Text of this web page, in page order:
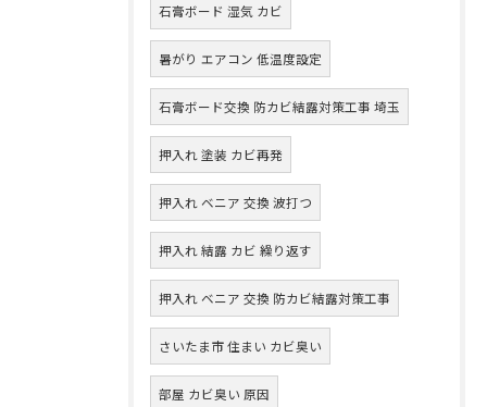
石膏ボード 湿気 カビ
暑がり エアコン 低温度設定
石膏ボード交換 防カビ結露対策工事 埼玉
押入れ 塗装 カビ再発
押入れ ベニア 交換 波打つ
押入れ 結露 カビ 繰り返す
押入れ ベニア 交換 防カビ結露対策工事
さいたま市 住まい カビ臭い
部屋 カビ臭い 原因